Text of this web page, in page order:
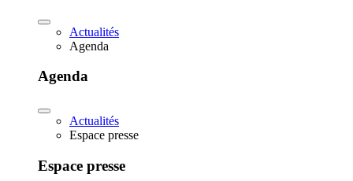
Actualités
Agenda
Agenda
Actualités
Espace presse
Espace presse